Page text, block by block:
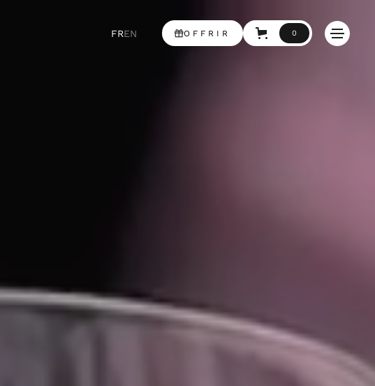
FREN OFFRIR 0